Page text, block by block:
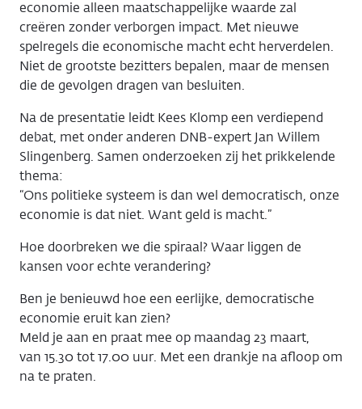
economie alleen maatschappelijke waarde zal
creëren zonder verborgen impact. Met nieuwe
spelregels die economische macht echt herverdelen.
Niet de grootste bezitters bepalen, maar de mensen
die de gevolgen dragen van besluiten.
Na de presentatie leidt Kees Klomp een verdiepend
debat, met onder anderen DNB-expert Jan Willem
Slingenberg. Samen onderzoeken zij het prikkelende
thema:
“Ons politieke systeem is dan wel democratisch, onze
economie is dat niet. Want geld is macht.”
Hoe doorbreken we die spiraal? Waar liggen de
kansen voor echte verandering?
Ben je benieuwd hoe een eerlijke, democratische
economie eruit kan zien?
Meld je aan en praat mee op maandag 23 maart,
van 15.30 tot 17.00 uur. Met een drankje na afloop om
na te praten.